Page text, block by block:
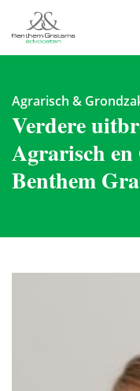
Agrarisch &
Verdere
Agrarisch
Benthem